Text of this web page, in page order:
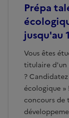
Prépa
jusqu'au
Vous êtes
titulaire d'un
?
écologique »
concours de